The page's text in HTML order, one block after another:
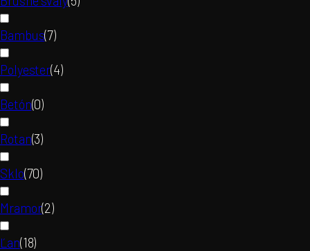
Bambus(7)
Polyester(4)
Betón(0)
Rotan(3)
Sklo(70)
Mramor(2)
Ľan(18)